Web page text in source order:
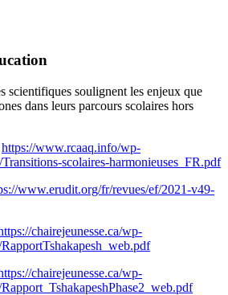
scientifiques soulignent les enjeux que
dans leurs parcours scolaires hors
https://www.rcaaq.info/wp-
scolaires-harmonieuses_FR.pdf
www.erudit.org/fr/revues/ef/2021-v49-
chairejeunesse.ca/wp-
chairejeunesse.ca/wp-